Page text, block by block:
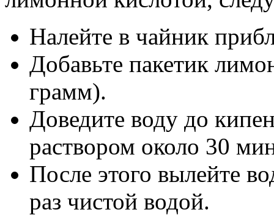
Налейте в чайник
Добавьте пакетик
грамм).
Доведите воду до
раствором около 30
После этого вылейте
раз чистой водой.